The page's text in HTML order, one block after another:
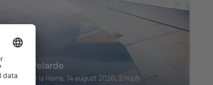
Hostal Velarde
Talavera de la Reina, 14 august 2026, 2 nopți